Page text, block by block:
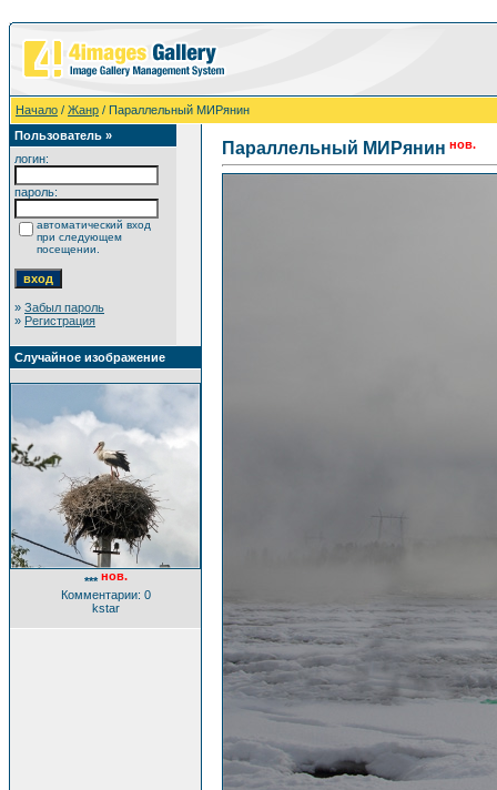
Начало / Жанр / Параллельный МИРянин
Пользователь »
логин:
пароль:
автоматический вход
при следующем
посещении.
» Забыл пароль
» Регистрация
Случайное изображение
*** нов.
Комментарии: 0
kstar
Параллельный МИРянин нов.